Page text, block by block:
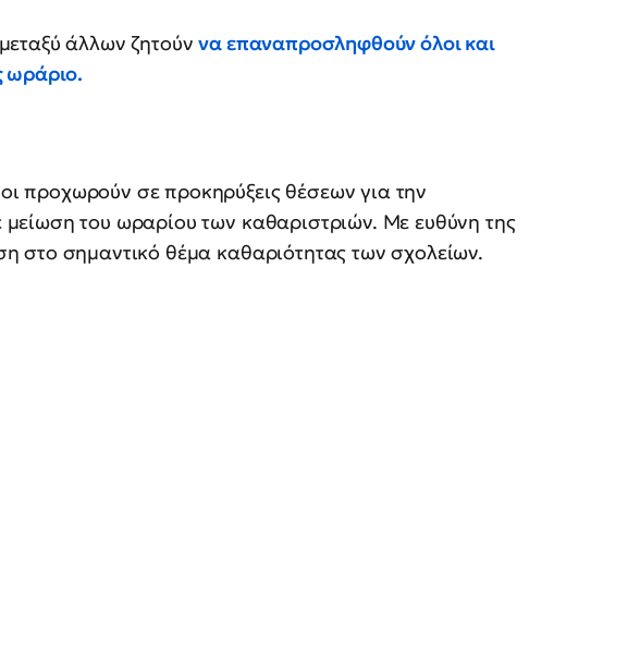
άλλων ζητούννα επαναπροσληφθούν όλοι και
ωράριο.
προχωρούν σε προκηρύξεις θέσεων για την
του ωραρίου των καθαριστριών. Με ευθύνη της
στο σημαντικό θέμα καθαριότητας των σχολείων.